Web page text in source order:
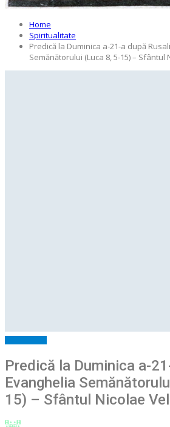
Home
Spiritualitate
Predică la Duminica a-21-a după
Semănătorului (Luca 8, 5-15) – Sfântul
Predică la Duminica a-
Evanghelia
15) – Sfântul Nicolae